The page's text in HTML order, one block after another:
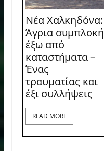
Νέα Χαλκηδόνα:
Άγρια συμπλοκή
έξω από
καταστήματα –
Ένας
τραυματίας και
έξι συλλήψεις
READ MORE